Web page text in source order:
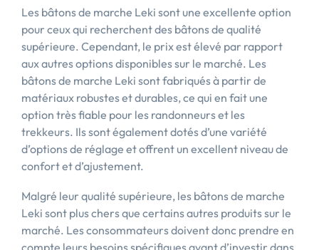
Les bâtons de marche Leki sont une excellente option
pour ceux qui recherchent des bâtons de qualité
supérieure. Cependant, le prix est élevé par rapport
aux autres options disponibles sur le marché. Les
bâtons de marche Leki sont fabriqués à partir de
matériaux robustes et durables, ce qui en fait une
option très fiable pour les randonneurs et les
trekkeurs. Ils sont également dotés d’une variété
d’options de réglage et offrent un excellent niveau de
confort et d’ajustement.
Malgré leur qualité supérieure, les bâtons de marche
Leki sont plus chers que certains autres produits sur le
marché. Les consommateurs doivent donc prendre en
compte leurs besoins spécifiques avant d’investir dans